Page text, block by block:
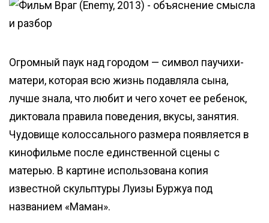
Огромный паук над городом — символ паучихи-
матери, которая всю жизнь подавляла сына,
лучше знала, что любит и чего хочет ее ребенок,
диктовала правила поведения, вкусы, занятия.
Чудовище колоссального размера появляется в
кинофильме после единственной сцены с
матерью. В картине использована копия
известной скульптуры Луизы Буржуа под
названием «Маман».